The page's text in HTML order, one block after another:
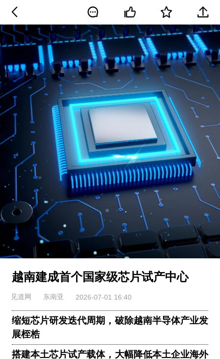
越南建成首个国家级芯片试产中心
见道网 东南亚 2026-07-01 16:40
缩短芯片研发迭代周期，破除越南半导体产业发
展桎梏
搭建本土芯片试产载体，大幅降低本土企业海外